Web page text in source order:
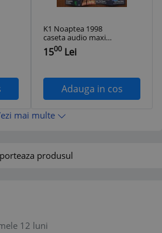
K1 Noaptea 1998
caseta audio maxi
single muzica
electro pop euro
1500 Lei
Adauga in cos
mai multe
produsul
12 luni